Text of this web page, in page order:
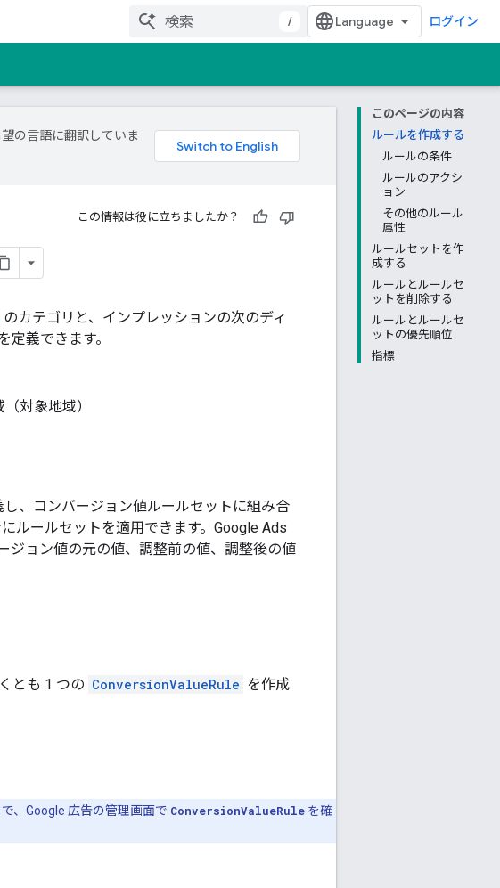
/ ログイン
このページの内容
ルールを作成する
ルールの条件
ルールのアクシ
ョン
その他のルール
属性
ルールセットを作
成する
ルールとルールセ
ットを削除する
ルールとルールセ
ットの優先順位
指標
の言語に翻訳していま
この情報は役に立ちましたか？
のカテゴリと、インプレッションの次のディ
義できます。
対象地域）
、コンバージョン値ルールセットに組み合
ルールセットを適用できます。Google Ads
ジョン値の元の値、調整前の値、調整後の値
とも 1 つの ConversionValueRule を作成
、Google 広告の管理画面で ConversionValueRule を確